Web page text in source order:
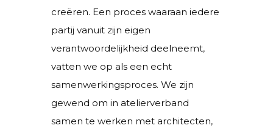
creëren. Een proces waaraan iedere
partij vanuit zijn eigen
verantwoordelijkheid deelneemt,
vatten we op als een echt
samenwerkingsproces. We zijn
gewend om in atelierverband
samen te werken met architecten,